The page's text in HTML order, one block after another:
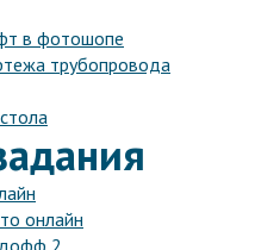
в фотошопе
трубопровода
онлайн